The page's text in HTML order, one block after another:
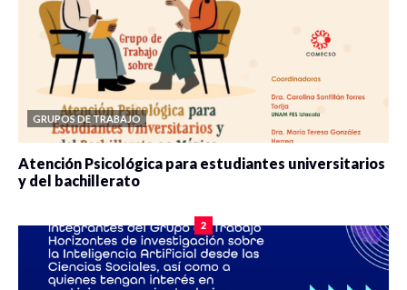
GRUPOS DE TRABAJO
Atención Psicológica para estudiantes universitarios
y del bachillerato
2